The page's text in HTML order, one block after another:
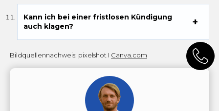
Kann ich bei einer fristlosen Kündigung
auch klagen?
Bildquellennachweis: pixelshot I Canva.com